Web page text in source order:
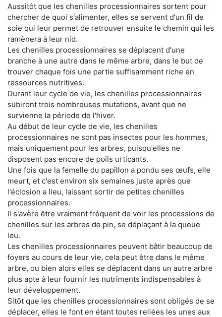
Aussitôt que les chenilles processionnaires sortent pour
chercher de quoi s'alimenter, elles se servent d'un fil de
soie qui leur permet de retrouver ensuite le chemin qui les
ramènera à leur nid.
Les chenilles processionnaires se déplacent d'une
branche à une autre dans le même arbre, dans le but de
trouver chaque fois une partie suffisamment riche en
ressources nutritives.
Durant leur cycle de vie, les chenilles processionnaires
subiront trois nombreuses mutations, avant que ne
survienne la période de l'hiver.
Au début de leur cycle de vie, les chenilles
processionnaires ne sont pas insectes pour les hommes,
mais uniquement pour les arbres, puisqu'elles ne
disposent pas encore de poils urticants.
Une fois que la femelle du papillon a pondu ses œufs, elle
meurt, et c'est environ six semaines juste après que
l'éclosion a lieu, laissant sortir de petites chenilles
processionnaires.
Il s'avère être vraiment fréquent de voir les processions de
chenilles sur les arbres de pin, se déplaçant à la queue
leu.
Les chenilles processionnaires peuvent bâtir beaucoup de
foyers au cours de leur vie, cela peut être dans le même
arbre, ou bien alors elles se déplacent dans un autre arbre
plus apte à leur fournir les nutriments indispensables à
leur développement.
Sitôt que les chenilles processionnaires sont obligés de se
déplacer, elles le font en étant toutes reliées les unes aux